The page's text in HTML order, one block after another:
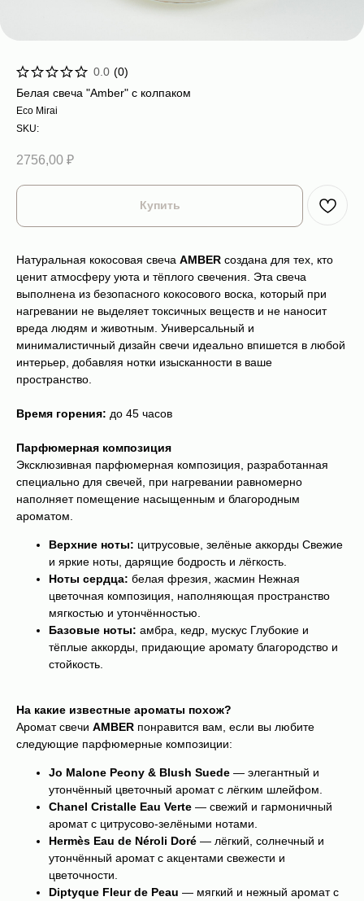
0.0 (0)
Белая свеча "Amber" с колпаком
Eco Mirai
SKU:
2756,00 ₽
Купить
Натуральная кокосовая свеча AMBER создана для тех, кто
ценит атмосферу уюта и тёплого свечения. Эта свеча
выполнена из безопасного кокосового воска, который при
нагревании не выделяет токсичных веществ и не наносит
вреда людям и животным. Универсальный и
минималистичный дизайн свечи идеально впишется в любой
интерьер, добавляя нотки изысканности в ваше
пространство.
Время горения: до 45 часов
Парфюмерная композиция
Эксклюзивная парфюмерная композиция, разработанная
специально для свечей, при нагревании равномерно
наполняет помещение насыщенным и благородным
ароматом.
Верхние ноты: цитрусовые, зелёные аккорды Свежие
и яркие ноты, дарящие бодрость и лёгкость.
Ноты сердца: белая фрезия, жасмин Нежная
цветочная композиция, наполняющая пространство
мягкостью и утончённостью.
Базовые ноты: амбра, кедр, мускус Глубокие и
тёплые аккорды, придающие аромату благородство и
стойкость.
На какие известные ароматы похож?
Аромат свечи AMBER понравится вам, если вы любите
следующие парфюмерные композиции:
Jo Malone Peony & Blush Suede — элегантный и
утончённый цветочный аромат с лёгким шлейфом.
Chanel Cristalle Eau Verte — свежий и гармоничный
аромат с цитрусово-зелёными нотами.
Hermès Eau de Néroli Doré — лёгкий, солнечный и
утончённый аромат с акцентами свежести и
цветочности.
Diptyque Fleur de Peau — мягкий и нежный аромат с